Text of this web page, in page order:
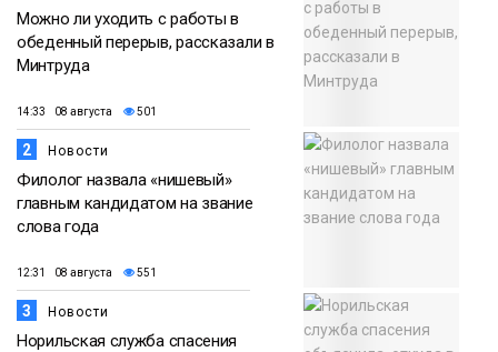
Можно ли уходить с работы в
обеденный перерыв, рассказали в
Минтруда
14:33 08 августа 501
2 Новости
Филолог назвала «нишевый»
главным кандидатом на звание
слова года
12:31 08 августа 551
3 Новости
Норильская служба спасения